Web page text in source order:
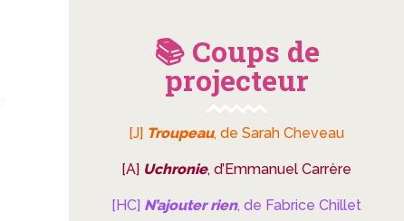
📚 Coups de
projecteur
[J] Troupeau, de Sarah Cheveau
[A] Uchronie, d’Emmanuel Carrère
[HC] N’ajouter rien, de Fabrice Chillet